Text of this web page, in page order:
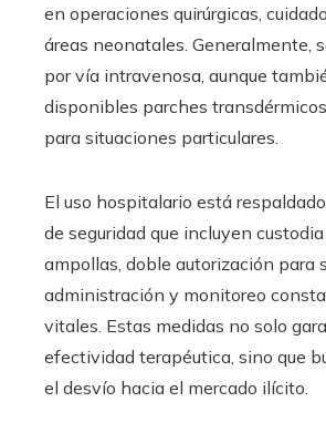
en operaciones quirúrgicas,
áreas neonatales. Generalmente,
por vía intravenosa, aunque
disponibles parches
para situaciones particulares.
El uso hospitalario está
de seguridad que incluyen
ampollas, doble autorización para
administración y monitoreo
vitales. Estas medidas no solo
efectividad terapéutica, sino que
el desvío hacia el mercado ilícito.